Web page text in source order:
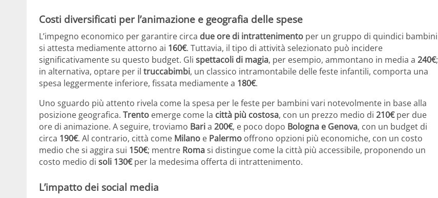
Costi diversificati per l’animazione e geografia delle spese
L’impegno economico per garantire circa due ore di intrattenimento per un gruppo di quindici bambini
si attesta mediamente attorno ai 160€. Tuttavia, il tipo di attività selezionato può incidere
significativamente su questo budget. Gli spettacoli di magia, per esempio, ammontano in media a 240€;
in alternativa, optare per il truccabimbi, un classico intramontabile delle feste infantili, comporta una
spesa leggermente inferiore, fissata mediamente a 180€.
Uno sguardo più attento rivela come la spesa per le feste per bambini vari notevolmente in base alla
posizione geografica. Trento emerge come la città più costosa, con un prezzo medio di 210€per due
ore di animazione. A seguire, troviamo Baria 200€, e poco dopo Bologna e Genova, con un budget di
circa 190€. Al contrario, città come Milano e Palermo offrono opzioni più economiche, con un costo
medio che si aggira sui 150€; mentre Romasi distingue come la città più accessibile, proponendo un
costo medio di soli 130€per la medesima offerta di intrattenimento.
L’impatto dei social media